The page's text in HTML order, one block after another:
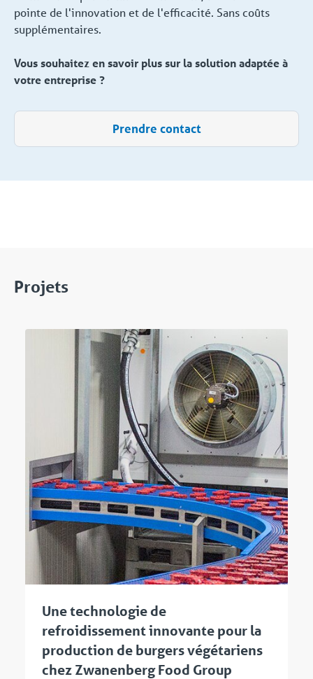
pointe de l'innovation et de l'efficacité. Sans coûts
supplémentaires.
Vous souhaitez en savoir plus sur la solution adaptée à
votre entreprise ?
Prendre contact
Projets
Une technologie de
refroidissement innovante pour la
production de burgers végétariens
chez Zwanenberg Food Group